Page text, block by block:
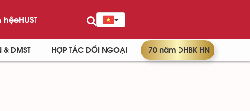
hệeHUST
& ĐMST HỢP TÁC ĐỐI NGOẠI 70 năm ĐHBK HN